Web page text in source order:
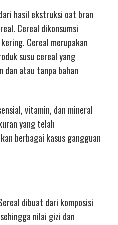
hasil ekstruksi oat bran
Cereal dikonsumsi
Cereal merupakan
susu cereal yang
dan atau tanpa bahan
vitamin, dan mineral
yang telah
berbagai kasus gangguan
dibuat dari komposisi
nilai gizi dan